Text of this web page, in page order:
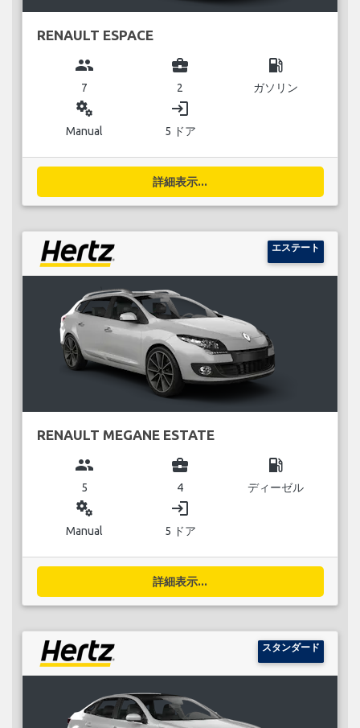
RENAULT ESPACE
group
7
business_center
2
local_gas_station
ガソリン
miscellaneous_services
Manual
login
5 ドア
詳細表示...
エステート
RENAULT MEGANE ESTATE
group
5
business_center
4
local_gas_station
ディーゼル
miscellaneous_services
Manual
login
5 ドア
詳細表示...
スタンダード